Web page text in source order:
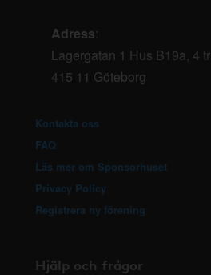
Adress:
Lagergatan 1 Hus B19a, 4 tr
415 11 Göteborg
Kontakta oss
FAQ
Läs mer om Sponsorhuset
Privacy Policy
Registrera ny förening
Hjälp och frågor